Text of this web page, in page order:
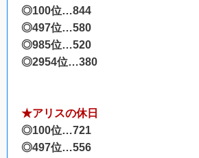
◎100位…844
◎497位…580
◎985位…520
◎2954位…380
★アリスの休日
◎100位…721
◎497位…556